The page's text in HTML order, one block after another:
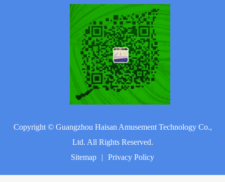
Copyright © Guangzhou Haisan Amusement Technology Co.,
Ltd. All Rights Reserved.
Sitemap
| Privacy Policy